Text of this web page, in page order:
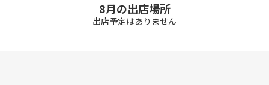
8月の出店場所
出店予定はありません